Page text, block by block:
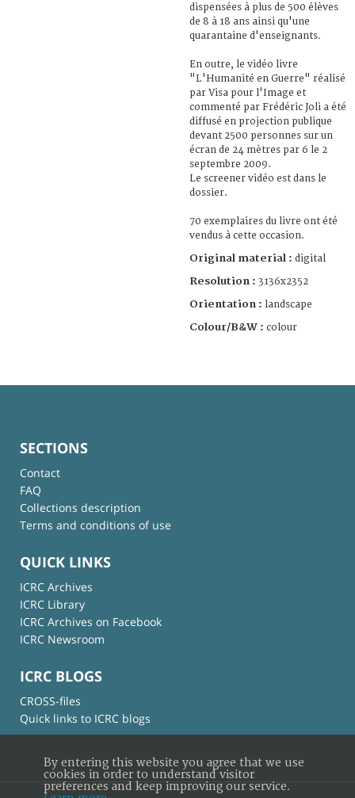
dispensées à plus de 500 élèves
de 8 à 18 ans ainsi qu'une
quarantaine d'enseignants.
En outre, le vidéo livre
"L'Humanité en Guerre" réalisé
par Visa pour l'Image et
commenté par Frédéric Joli a été
diffusé en projection publique
devant 2500 personnes sur un
écran de 24 mètres par 6 le 2
septembre 2009.
Le screener vidéo est dans le
dossier.
70 exemplaires du livre ont été
vendus à cette occasion.
Original material : digital
Resolution : 3136x2352
Orientation : landscape
Colour/B&W : colour
SECTIONS
Contact
FAQ
Collections description
Terms and conditions of use
QUICK LINKS
ICRC Archives
ICRC Library
ICRC Archives on Facebook
ICRC Newsroom
ICRC BLOGS
CROSS-files
Quick links to ICRC blogs
By entering this website you agree that we use
cookies in order to understand visitor
preferences and keep improving our service.